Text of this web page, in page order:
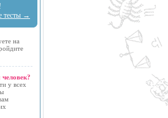
тесты →
на
у всех